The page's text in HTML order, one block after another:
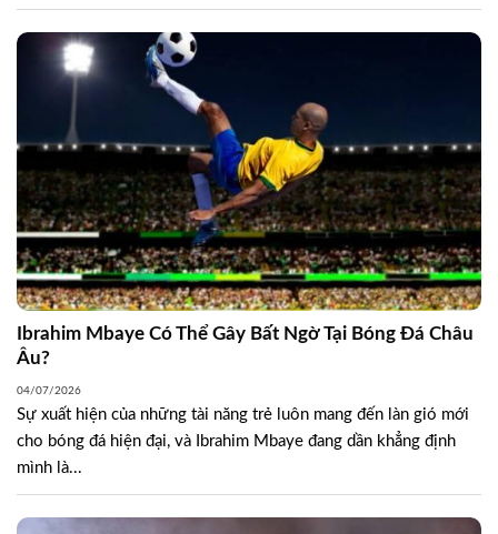
Ibrahim Mbaye Có Thể Gây Bất Ngờ Tại Bóng Đá Châu
Âu?
04/07/2026
Sự xuất hiện của những tài năng trẻ luôn mang đến làn gió mới
cho bóng đá hiện đại, và Ibrahim Mbaye đang dần khẳng định
mình là...